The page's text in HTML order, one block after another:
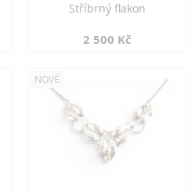
Stříbrný flakon
2 500 Kč
NOVÉ